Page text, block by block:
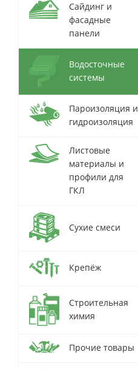
Сайдинг и
фасадные
панели
Водосточные
системы
Пароизоляция и
гидроизоляция
Листовые
материалы и
профили для
ГКЛ
Сухие смеси
Крепёж
Строительная
химия
Прочие товары